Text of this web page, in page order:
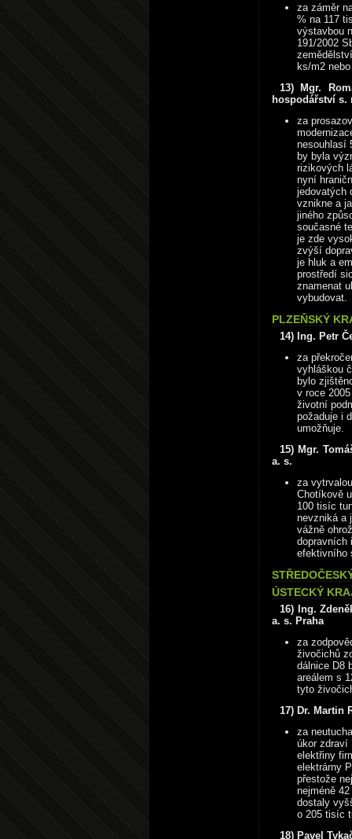
za záměr
% na 117
výstavbou
191/2002
ks/m2
13) Mgr.
hospodářství s.
za
nesouhlasí
by byla
rizikových
nyní
jedovatých
vznikne a
jiného
současné
je zde
zvýší
je hluk a
prostředí
znamenat
vybudovat.
PLZEŇSKÝ
14) Ing. Petr
za
vyhláškou
bylo
v roce
životní
požaduje i
umožňuje.
15) Mgr.
a. s.
za
Chotíkově
100 tisíc
nevzniká a
vážně
dopravních
efektivního
ÚSTECKÝ
16) Ing.
a. s. Praha
za
živočichů
dálnice D8
areálem s
tyto
17) Dr. Martin
za
úkor zdraví
elektřiny
elektrárny
přestože
nejméně
dostaly
o 205 tisíc
18) Pavel